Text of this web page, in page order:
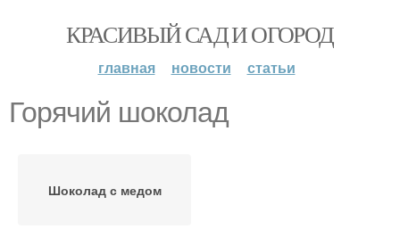
КРАСИВЫЙ САД И ОГОРОД
главная новости статьи
Горячий шоколад
Шоколад с медом